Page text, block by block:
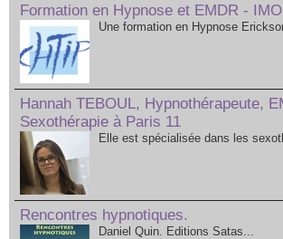
Formation en Hypnose et EMDR -
Une formation en Hypnose
Hannah TEBOUL, Hypnothérapeute,
Sexothérapie à Paris 11
Elle est spécialisée dans les
Rencontres hypnotiques.
Daniel Quin. Editions Satas...